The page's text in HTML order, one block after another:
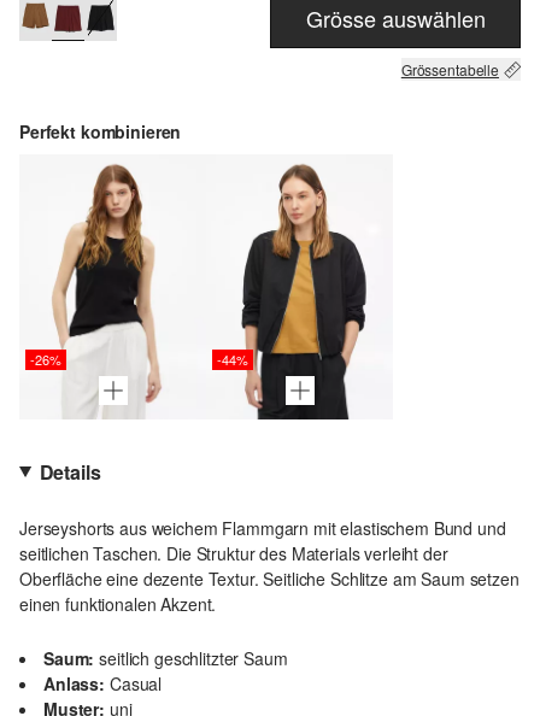
Grösse auswählen
Grössentabelle
Perfekt kombinieren
-26% -44%
Details
Jerseyshorts aus weichem Flammgarn mit elastischem Bund und
seitlichen Taschen. Die Struktur des Materials verleiht der
Oberfläche eine dezente Textur. Seitliche Schlitze am Saum setzen
einen funktionalen Akzent.
Saum: seitlich geschlitzter Saum
Anlass: Casual
Muster: uni